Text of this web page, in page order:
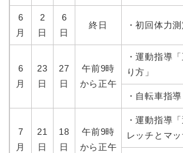
6
月
2
日
6
日
終日 ・初回体力
6
月
23
日
27
日
午前9時
から正午
・運動指導
り方」
・自転車指導
7
月
21
日
18
日
午前9時
から正午
・運動指導
レッチとマッ